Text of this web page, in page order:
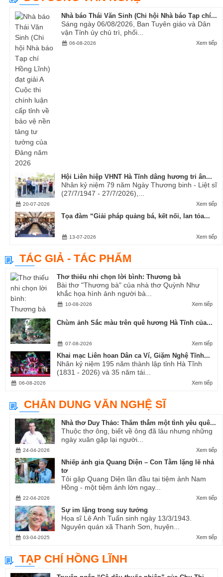
Nhà báo Thái Văn Sinh (Chi hội Nhà báo Tạp chí...
Sáng ngày 06/08/2026, Ban Tuyên giáo và Dân
vận Tỉnh ủy chủ trì, phối...
Xem tiếp
06-08-2026
Hội Liên hiệp VHNT Hà Tĩnh dâng hương tri ân...
Nhân kỷ niệm 79 năm Ngày Thương binh - Liệt sĩ
(27/7/1947 - 27/7/2026),...
Xem tiếp
20-07-2026
Tọa đàm “Giải pháp quảng bá, kết nối, lan tỏa...
Xem tiếp
13-07-2026
TÁC GIẢ - TÁC PHẨM
Thơ thiếu nhi chọn lời bình: Thương bà
Bài thơ "Thương bà" của nhà thơ Quỳnh Như
khắc họa hình ảnh người bà...
Xem tiếp
10-08-2026
Chùm ảnh Sắc màu trên quê hương Hà Tĩnh của...
Xem tiếp
07-08-2026
Khai mạc Liên hoan Dân ca Ví, Giặm Nghệ Tĩnh...
Nhân kỷ niệm 195 năm thành lập tỉnh Hà Tĩnh
(1831 - 2026) và 35 năm tái...
Xem tiếp
06-08-2026
CHÂN DUNG VĂN NGHỆ SĨ
Nhà thơ Duy Thảo: Thăm thẳm một tình yêu quê...
Thuộc thơ ông, biết về ông đã lâu nhưng những
ngày xuân gặp lại người...
Xem tiếp
24-04-2026
Nhiếp ảnh gia Quang Diện – Con Tằm lặng lẽ nhả
tơ
Tôi gặp Quang Diện lần đầu tại tiệm ảnh Nam
Hồng - một tiệm ảnh lớn ngay...
Xem tiếp
22-04-2026
Sự im lặng trong suy tưởng
Họa sĩ Lê Anh Tuấn sinh ngày 13/3/1943.
Nguyên quán xã Thanh Sơn, huyện...
Xem tiếp
03-04-2025
TẠP CHÍ HỒNG LĨNH